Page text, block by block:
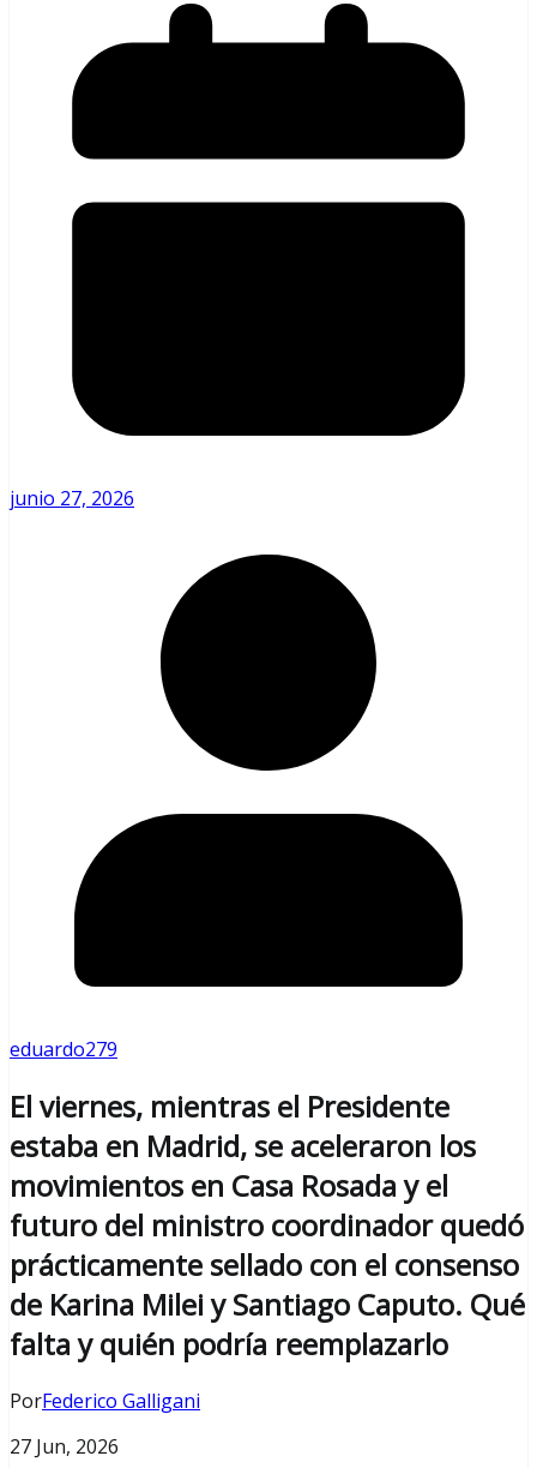
junio 27, 2026
eduardo279
El viernes, mientras el Presidente
estaba en Madrid, se aceleraron los
movimientos en Casa Rosada y el
futuro del ministro coordinador quedó
prácticamente sellado con el consenso
de Karina Milei y Santiago Caputo. Qué
falta y quién podría reemplazarlo
PorFederico Galligani
27 Jun, 2026